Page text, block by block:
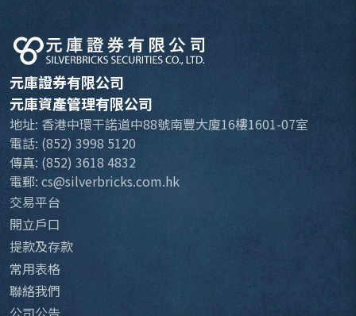
元庫證券有限公司
元庫資產管理有限公司
地址: 香港中環干諾道中88號南豐大廈16樓1601-07室
電話: (852) 3998 5120
傳真: (852) 3618 4832
電郵: cs@silverbricks.com.hk
交易平台
開立戶口
提款及存款
常用表格
聯絡我們